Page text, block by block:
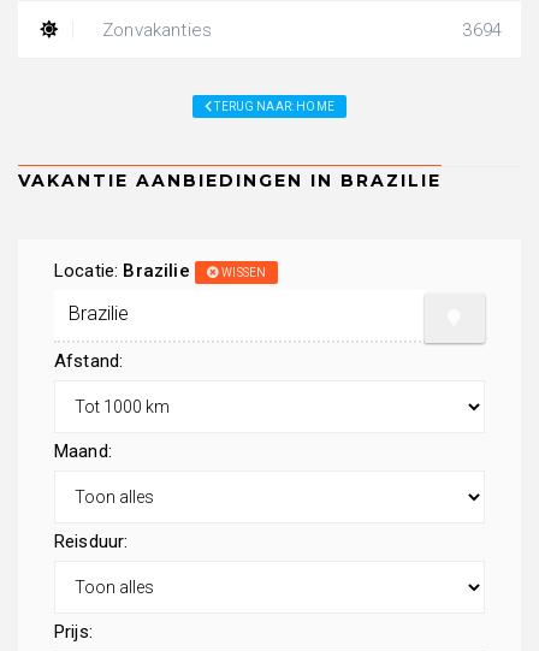
Zonvakanties 3694
TERUG NAAR: HOME
Locatie: Brazilie WISSEN
Afstand:
Maand:
Reisduur:
Prijs: